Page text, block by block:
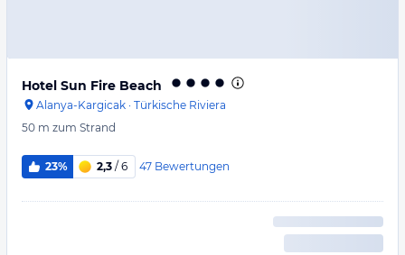
Hotel Sun Fire Beach
Alanya-Kargicak · Türkische Riviera
50 m zum Strand
23% 2,3 / 6 47 Bewertungen